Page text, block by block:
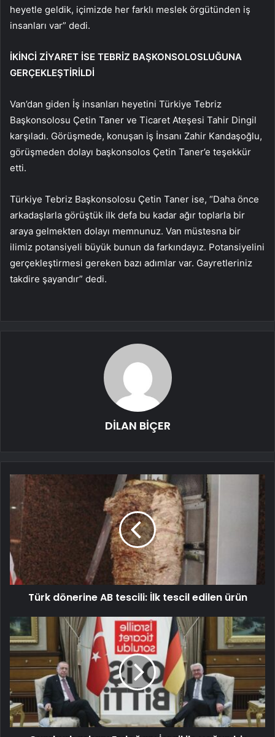
heyetle geldik, içimizde her farklı meslek örgütünden iş
insanları var” dedi.
İKİNCİ ZİYARET İSE TEBRİZ BAŞKONSOLOSLUĞUNA
GERÇEKLEŞTİRİLDİ
Van’dan giden İş insanları heyetini Türkiye Tebriz
Başkonsolosu Çetin Taner ve Ticaret Ateşesi Tahir Dingil
karşıladı. Görüşmede, konuşan iş İnsanı Zahir Kandaşoğlu,
görüşmeden dolayı başkonsolos Çetin Taner’e teşekkür
etti.
Türkiye Tebriz Başkonsolosu Çetin Taner ise, “Daha önce
arkadaşlarla görüştük ilk defa bu kadar ağır toplarla bir
araya gelmekten dolayı memnunuz. Van müstesna bir
ilimiz potansiyeli büyük bunun da farkındayız. Potansiyelini
gerçekleştirmesi gereken bazı adımlar var. Gayretleriniz
takdire şayandır” dedi.
DİLAN BİÇER
Türk dönerine AB tescili: İlk tescil edilen ürün